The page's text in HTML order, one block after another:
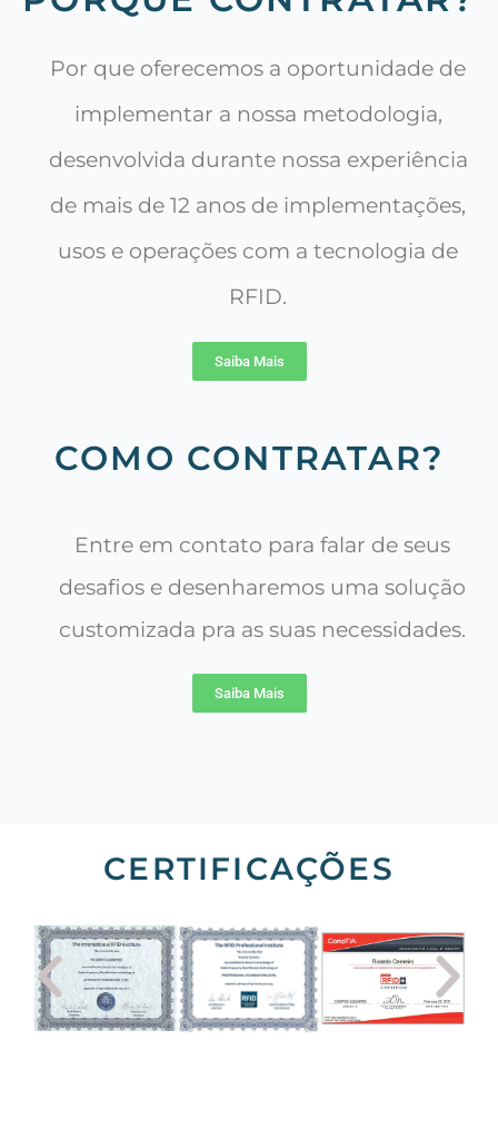
Por que oferecemos a oportunidade de
implementar a nossa metodologia,
desenvolvida durante nossa experiência
de mais de 12 anos de implementações,
usos e operações com a tecnologia de
RFID.
Saiba Mais
COMO CONTRATAR?
Entre em contato para falar de seus
desafios e desenharemos uma solução
customizada pra as suas necessidades.
Saiba Mais
CERTIFICAÇÕES